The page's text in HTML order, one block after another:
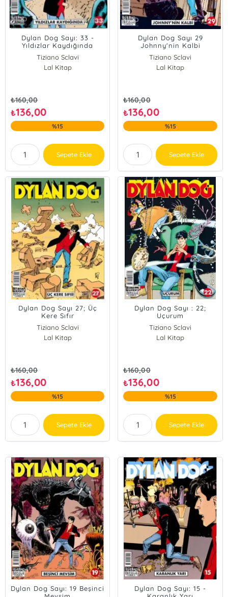
Dylan Dog Sayı: 33 -
Yıldızlar Kaydığında
Tiziano Sclavi
Lal Kitap
₺160,00
₺136,00
%15
Sepete Ekle
Dylan Dog Sayı 29
Johnny'nin Kalbi
Tiziano Sclavi
Lal Kitap
₺160,00
₺136,00
%15
Sepete Ekle
Dylan Dog Sayı 27; Üç
Kere Sıfır
Tiziano Sclavi
Lal Kitap
₺160,00
₺136,00
%15
Sepete Ekle
Dylan Dog Sayı : 22;
Uçurum
Tiziano Sclavi
Lal Kitap
₺160,00
₺136,00
%15
Sepete Ekle
Dylan Dog Sayı: 19 Beşinci
Dylan Dog Sayı: 15 -